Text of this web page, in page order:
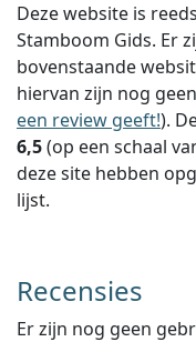
Deze website is reeds
Stamboom Gids. Er
bovenstaande
hiervan zijn nog
een review geeft!).
6,5(op een schaal
deze site hebben
lijst.
Recensies
Er zijn nog geen